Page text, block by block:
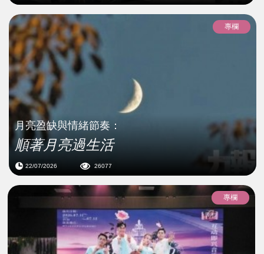
專欄
月亮盈缺與情緒節奏：
順著月亮過生活
22/07/2026 26077
專欄